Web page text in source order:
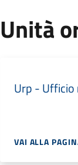
Unità
Urp - Ufficio
VAI ALLA